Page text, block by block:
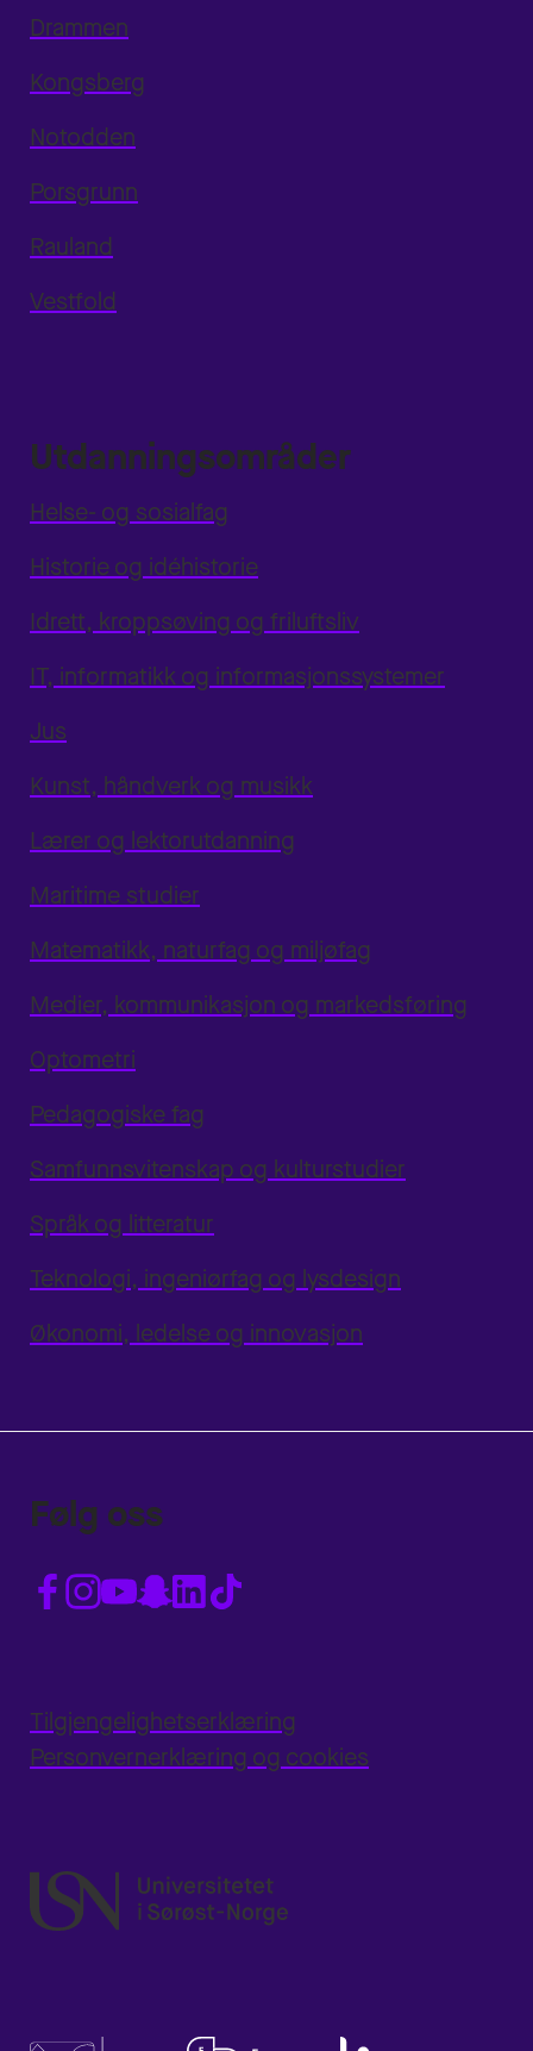
Drammen
Kongsberg
Notodden
Porsgrunn
Rauland
Vestfold
Utdanningsområder
Helse- og sosialfag
Historie og idéhistorie
Idrett, kroppsøving og friluftsliv
IT, informatikk og informasjonssystemer
Jus
Kunst, håndverk og musikk
Lærer og lektorutdanning
Maritime studier
Matematikk, naturfag og miljøfag
Medier, kommunikasjon og markedsføring
Optometri
Pedagogiske fag
Samfunnsvitenskap og kulturstudier
Språk og litteratur
Teknologi, ingeniørfag og lysdesign
Økonomi, ledelse og innovasjon
Følg oss
Tilgjengelighetserklæring
Personvernerklæring og cookies